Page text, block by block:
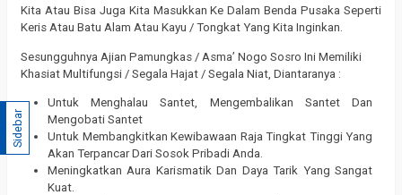
Kita Atau Bisa Juga Kita Masukkan Ke Dalam Benda Pusaka Seperti
Keris Atau Batu Alam Atau Kayu / Tongkat Yang Kita Inginkan.
Sesungguhnya Ajian Pamungkas / Asma’ Nogo Sosro Ini Memiliki
Khasiat Multifungsi / Segala Hajat / Segala Niat, Diantaranya :
Untuk Menghalau Santet, Mengembalikan Santet Dan
Mengobati Santet
Untuk Membangkitkan Kewibawaan Raja Tingkat Tinggi Yang
Akan Terpancar Dari Sosok Pribadi Anda.
Meningkatkan Aura Karismatik Dan Daya Tarik Yang Sangat
Kuat.
Sidebar